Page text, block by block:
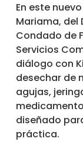
En este
Mariama, del
Condado de
Servicios
diálogo con
desechar de
agujas,
diseñado
práctica.